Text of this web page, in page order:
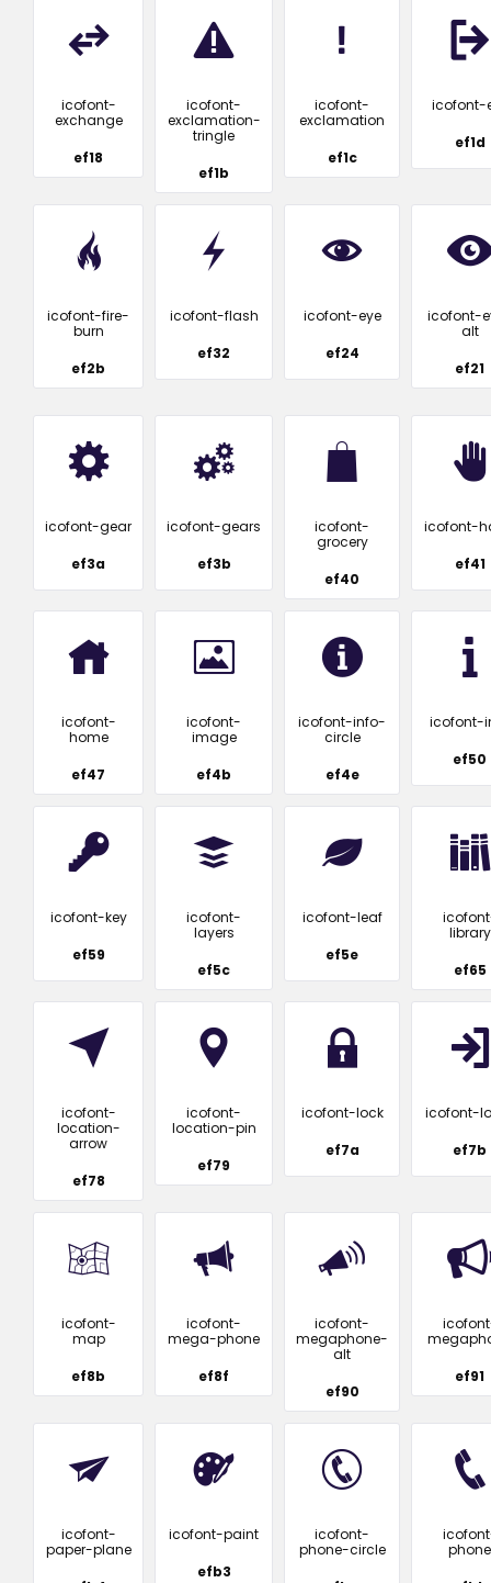
icofont-
exchange
ef18
icofont-
exclamation-
tringle
ef1b
icofont-
exclamation
ef1c
icofont-
ef1d
icofont-fire-
burn
ef2b
icofont-flash
ef32
icofont-eye
ef24
icofont-
alt
ef21
icofont-gear
ef3a
icofont-gears
ef3b
icofont-
grocery
ef40
icofont-
ef41
icofont-
home
ef47
icofont-
image
ef4b
icofont-info-
circle
ef4e
icofont-
ef50
icofont-key
ef59
icofont-
layers
ef5c
icofont-leaf
ef5e
library
ef65
icofont-
location-
arrow
ef78
icofont-
location-pin
ef79
icofont-lock
ef7a
icofont-
ef7b
icofont-
map
ef8b
icofont-
mega-phone
ef8f
icofont-
megaphone-
alt
ef90
ef91
icofont-
paper-plane
icofont-paint
efb3
icofont-
phone-circle
phone